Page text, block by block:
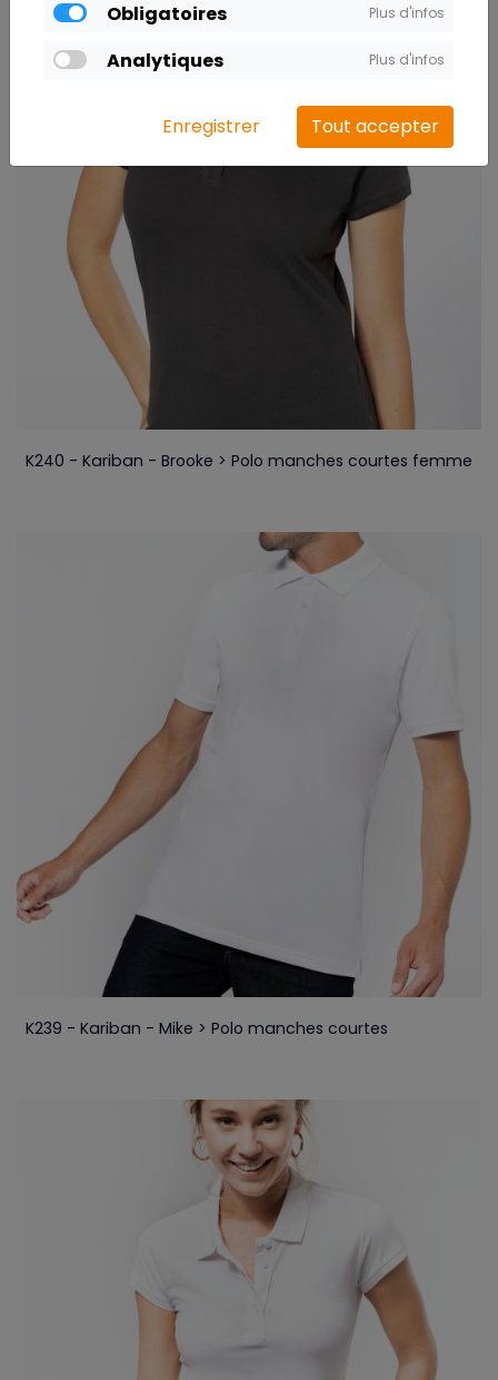
K240 - Kariban - Brooke > Polo manches courtes femme
K239 - Kariban - Mike > Polo manches courtes
Obligatoires Plus d'infos
Analytiques Plus d'infos
Enregistrer Tout accepter